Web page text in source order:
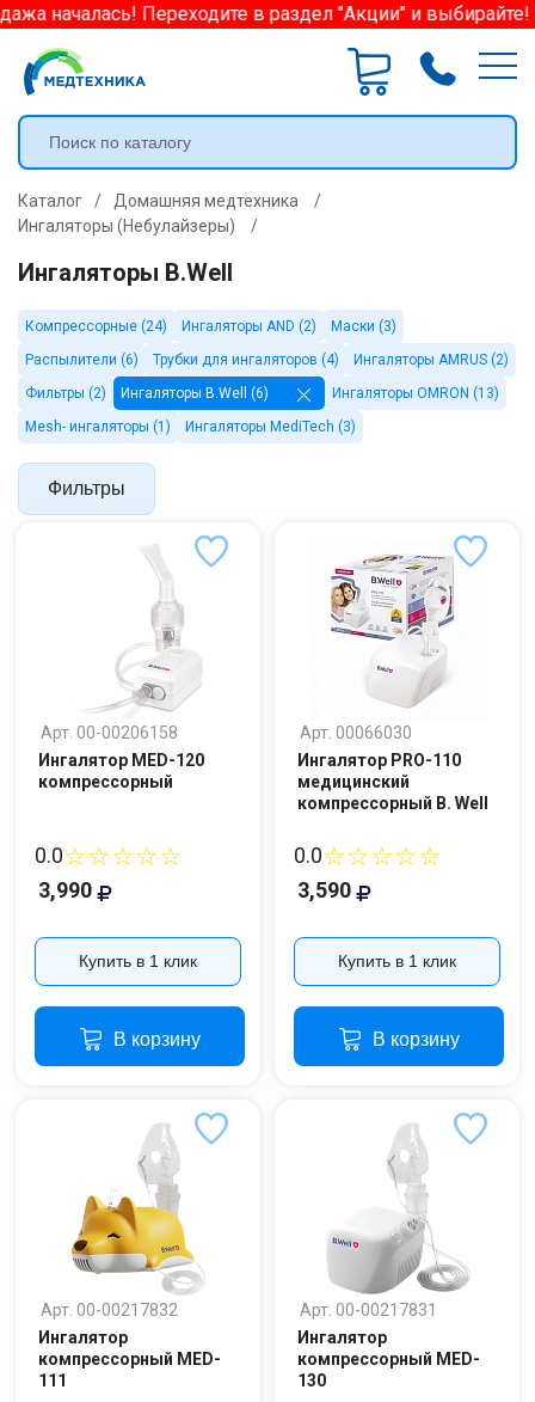
началась! Переходите в раздел "Акции" и выбирайте!
Каталог / Домашняя медтехника
/
Ингаляторы (Небулайзеры)
/
Ингаляторы B.Well
Компрессорные (24) Ингаляторы AND (2)
Маски (3)
Распылители (6)
Трубки для ингаляторов (4)
Ингаляторы AMRUS (2)
Фильтры (2)
Ингаляторы B.Well (6)
Ингаляторы OMRON (13)
Mesh- ингаляторы (1)
Ингаляторы MediTech (3)
Фильтры
Арт. 00-00206158
Ингалятор MED-120
компрессорный
0.0☆☆☆☆☆
3,990
Купить в 1 клик
В корзину
Арт. 00066030
Ингалятор PRO-110
медицинский
компрессорный B. Well
0.0☆☆☆☆☆
3,590
Купить в 1 клик
В корзину
Арт. 00-00217832
Ингалятор
компрессорный MED-
111
Арт. 00-00217831
Ингалятор
компрессорный MED-
130